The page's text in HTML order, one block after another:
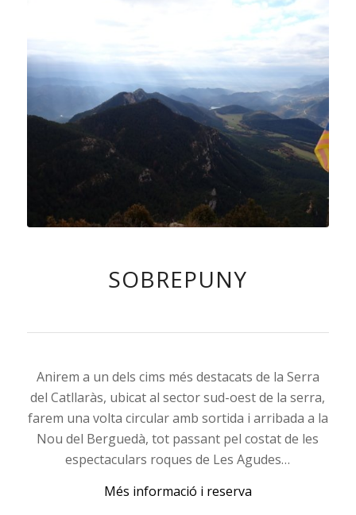
SOBREPUNY
Anirem a un dels cims més destacats de la Serra
del Catllaràs, ubicat al sector sud-oest de la serra,
farem una volta circular amb sortida i arribada a la
Nou del Berguedà, tot passant pel costat de les
espectaculars roques de Les Agudes…
Més informació i reserva